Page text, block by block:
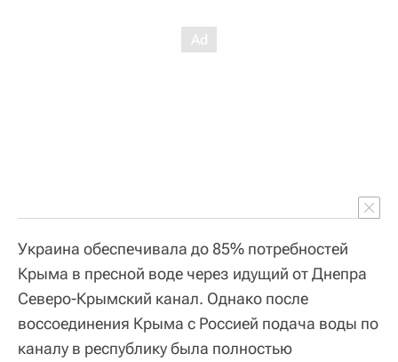
Украина обеспечивала до 85% потребностей
Крыма в пресной воде через идущий от Днепра
Северо-Крымский канал. Однако после
воссоединения Крыма с Россией подача воды по
каналу в республику была полностью